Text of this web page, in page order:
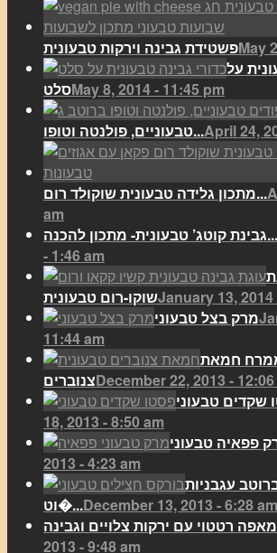
פשטידת גבינה וירקות טבעוניתMay
על
סלטMay 8, 2014 - 11:45 pm
טבעוניים, פולנטה וטופו...April 24,
מתכון גלידה טבעונית שוקולד רום...
am
גבינת קוטג’ טבעונית- מתכון להכנה...
- 1:46 am
שוקו-רום טבעוניתJanuary 13, 2014
מרק בצל טבעוני
11:44 am
חמאת
צנובריםDecember 22, 2013 -
שקדים טבעוני
18, 2013 - 8:50 am
פפאיה טבעוני
2013 - 4:23 am
עגבניות
וט�...December 13, 2013 - 6:28 am
2013 - 9:48 am